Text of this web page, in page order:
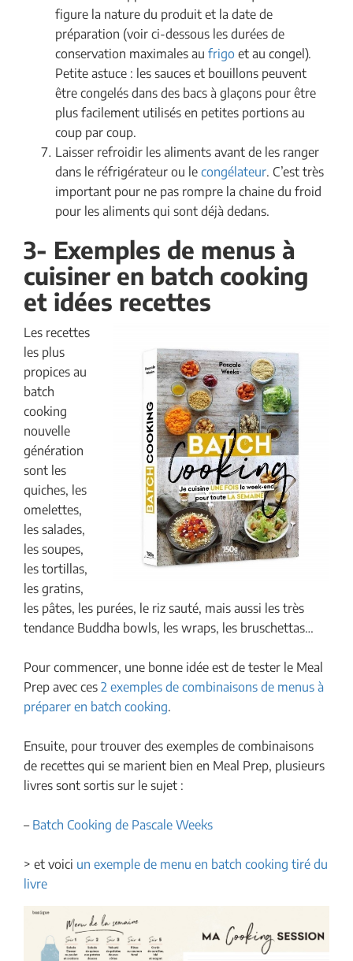
figure la nature du produit et la date de
préparation (voir ci-dessous les durées de
conservation maximales au frigo et au congel).
Petite astuce : les sauces et bouillons peuvent
être congelés dans des bacs à glaçons pour être
plus facilement utilisés en petites portions au
coup par coup.
Laisser refroidir les aliments avant de les ranger
dans le réfrigérateur ou le congélateur. C’est très
important pour ne pas rompre la chaine du froid
pour les aliments qui sont déjà dedans.
3- Exemples de menus à
cuisiner en batch cooking
et idées recettes
Les recettes
les plus
propices au
batch
cooking
nouvelle
génération
sont les
quiches, les
omelettes,
les salades,
les soupes,
les tortillas,
les gratins,
les pâtes, les purées, le riz sauté, mais aussi les très
tendance Buddha bowls, les wraps, les bruschettas…
Pour commencer, une bonne idée est de tester le Meal
Prep avec ces 2 exemples de combinaisons de menus à
préparer en batch cooking.
Ensuite, pour trouver des exemples de combinaisons
de recettes qui se marient bien en Meal Prep, plusieurs
livres sont sortis sur le sujet :
– Batch Cooking de Pascale Weeks
> et voici un exemple de menu en batch cooking tiré du
livre